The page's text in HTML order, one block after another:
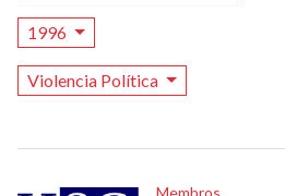
1996
Violencia Política
Membros